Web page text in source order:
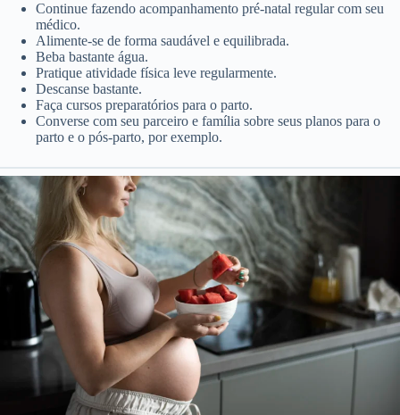
Continue fazendo acompanhamento pré-natal regular com seu
médico.
Alimente-se de forma saudável e equilibrada.
Beba bastante água.
Pratique atividade física leve regularmente.
Descanse bastante.
Faça cursos preparatórios para o parto.
Converse com seu parceiro e família sobre seus planos para o
parto e o pós-parto, por exemplo.